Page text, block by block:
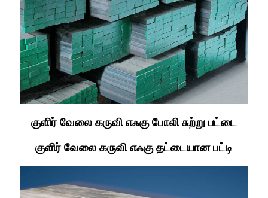
குளிர் வேலை கருவி எஃகு போலி சுற்று பட்டை
குளிர் வேலை கருவி எஃகு தட்டையான பட்டி